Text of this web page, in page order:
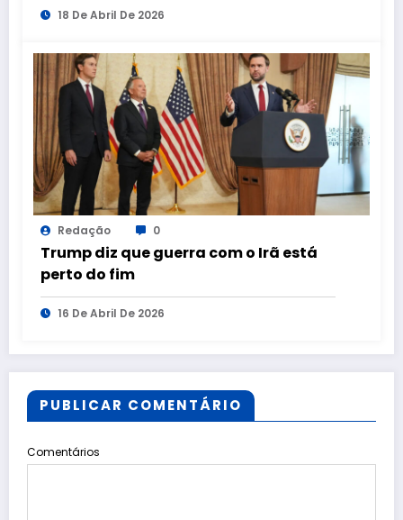
18 De Abril De 2026
Redação 0
Trump diz que guerra com o Irã está
perto do fim
16 De Abril De 2026
PUBLICAR COMENTÁRIO
Comentários